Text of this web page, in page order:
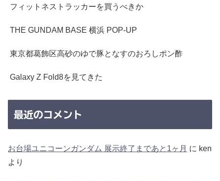
フィットネストラッカーを買うべきか
THE GUNDAM BASE 横浜 POP-UP
東京都葛飾区高砂のゆで豚となすのおろしポン酢
Galaxy Z Fold8を見てきた
最近のコメント
お台場ユニコーンガンダム 展示終了まであと1ヶ月 に ken
より